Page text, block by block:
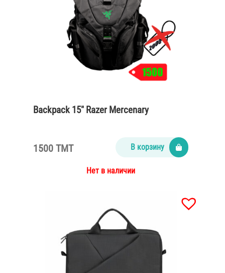
Backpack 15″ Razer Mercenary
1500 TMT В корзину
Нет в наличии